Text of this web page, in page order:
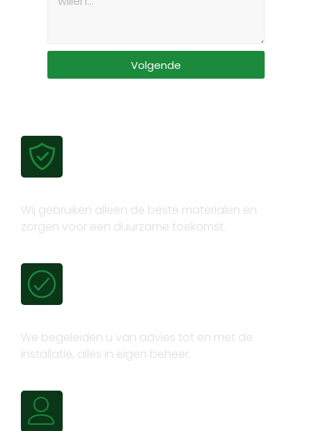
Volgende
Wij gebruiken alleen de beste materialen en
zorgen voor een duurzame toekomst.
We begeleiden u van advies tot en met de
installatie, alles in eigen beheer.